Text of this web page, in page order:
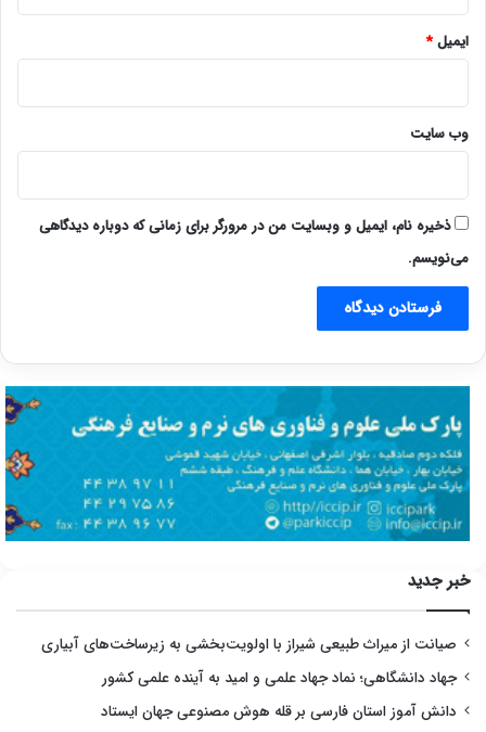
ایمیل*
وب‌ سایت
ذخیره نام، ایمیل و وبسایت من در مرورگر برای زمانی که دوباره دیدگاهی
می‌نویسم.
خبر جدید
صیانت از میراث طبیعی شیراز با اولویت‌بخشی به زیرساخت‌های آبیاری
جهاد دانشگاهی؛ نماد جهاد علمی و امید به آینده علمی کشور
دانش آموز استان فارسی بر قله هوش مصنوعی جهان ایستاد